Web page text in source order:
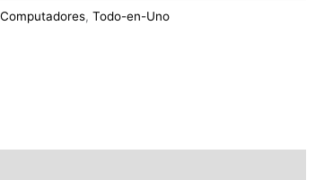
Computadores,Todo-en-Uno